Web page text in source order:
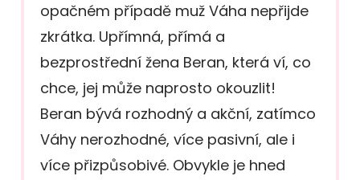
opačném případě muž Váha nepřijde
zkrátka. Upřímná, přímá a
bezprostřední žena Beran, která ví, co
chce, jej může naprosto okouzlit!
Beran bývá rozhodný a akční, zatímco
Váhy nerozhodné, více pasivní, ale i
více přizpůsobivé. Obvykle je hned